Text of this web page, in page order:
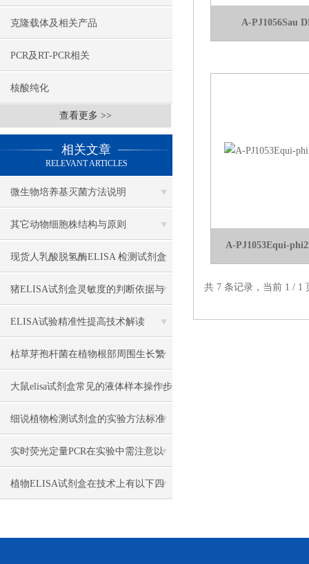
克隆载体及相关产品
PCR及RT-PCR相关
核酸纯化
查看更多 >>
相关文章
RELEVANT ARTICLES
微生物培养基灭菌方法说明
其它动物细胞株结构与原则
现货人乳酸脱氢酶ELISA 检测试剂盒
猪ELISA试剂盒灵敏度的判断依据与
方法
ELISA试验精准性提高技术解读
枯草芽孢杆菌在植物根部周围生长繁
殖，会表现出哪些独特的特性
大鼠elisa试剂盒常见的液体样本操作步
骤
细说植物检测试剂盒的实验方法标准
实时荧光定量PCR在实验中需注意以
下事项
植物ELISA试剂盒在技术上有以下四
A-PJ1056Sau
A-PJ1053Equi-
共 7 条记录，当前 1 /